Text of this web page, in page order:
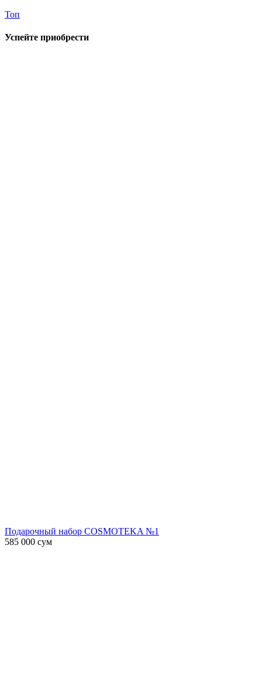
Топ
Успейте приобрести
Подарочный набор COSMOTEKA №1
585 000 сум